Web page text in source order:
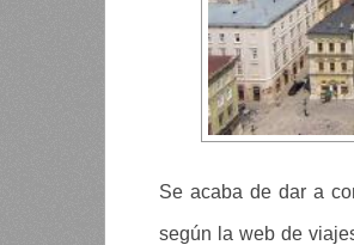
Se acaba de dar a
según la web de